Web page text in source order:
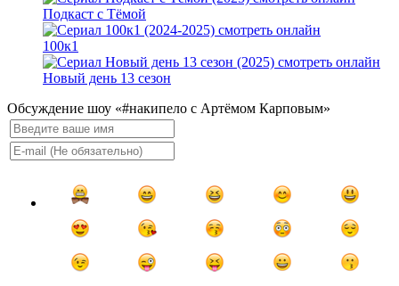
Подкаст с Тёмой
100к1
Новый день 13 сезон
Обсуждение шоу «#накипело с Артёмом Карповым»